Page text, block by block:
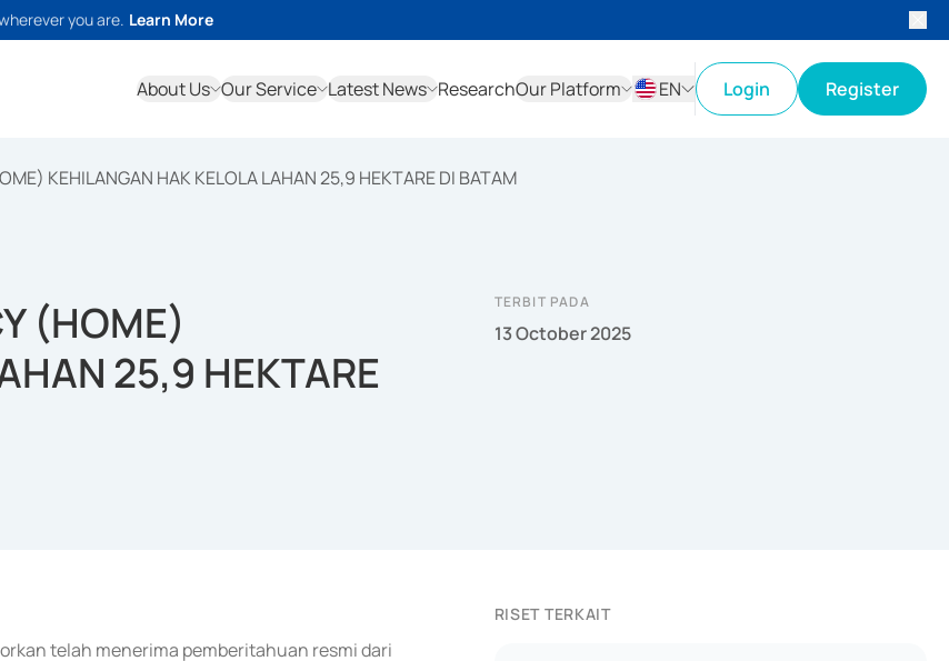
you are. Learn More
About Us Our Service Latest News ResearchOur Platform
EN
Login Register
KEHILANGAN HAK KELOLA LAHAN 25,9 HEKTARE DI BATAM
(HOME)
25,9 HEKTARE
TERBIT PADA
13 October 2025
telah menerima pemberitahuan resmi dari
RISET TERKAIT